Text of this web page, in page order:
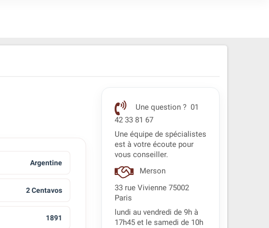
Argentine
2 Centavos
1891
Une question ? 01
42 33 81 67
Une équipe de spécialistes
est à votre écoute pour
vous conseiller.
Merson
33 rue Vivienne 75002
Paris
lundi au vendredi de 9h à
17h45 et le samedi de 10h